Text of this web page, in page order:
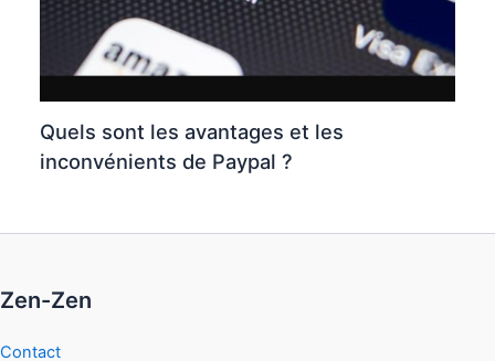
Quels sont les avantages et les
inconvénients de Paypal ?
Zen-Zen
Contact